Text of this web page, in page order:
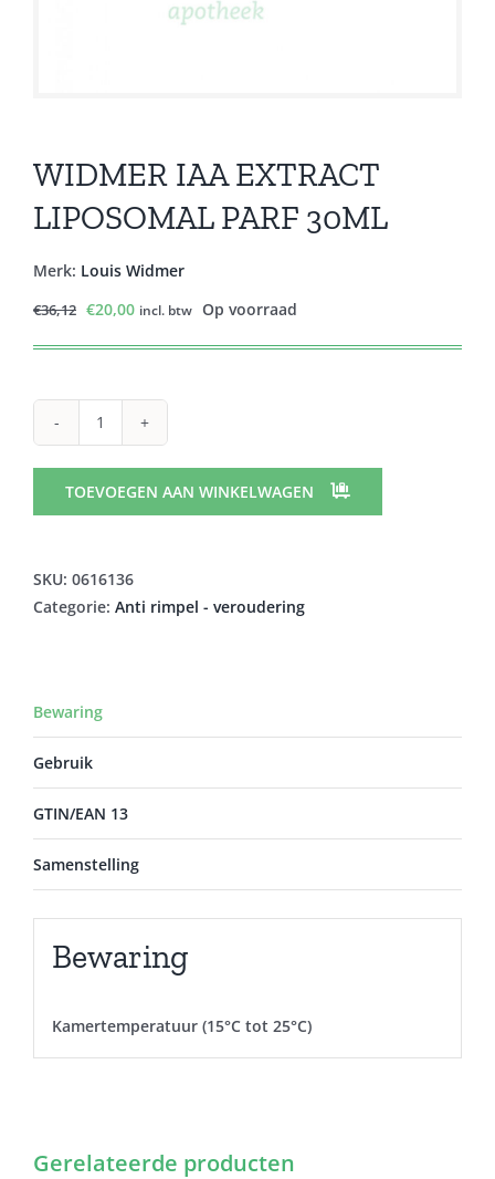
WIDMER IAA EXTRACT
LIPOSOMAL PARF 30ML
Merk: Louis Widmer
€36,12 Oorspronkelijke
€20,00Huidige
incl. btw Op voorraad
WIDMER
EXTRACT
LIPOSOMAL
30ML
aantal
TOEVOEGEN AAN WINKELWAGEN
SKU: 0616136
Categorie: Anti rimpel - veroudering
Bewaring
Gebruik
GTIN/EAN 13
Samenstelling
Bewaring
Kamertemperatuur (15°C tot 25°C)
Gerelateerde producten